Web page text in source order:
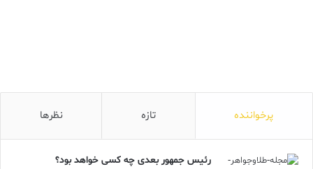
پرخواننده تازه نظرها
رئیس جمهور بعدی چه کسی خواهد بود؟